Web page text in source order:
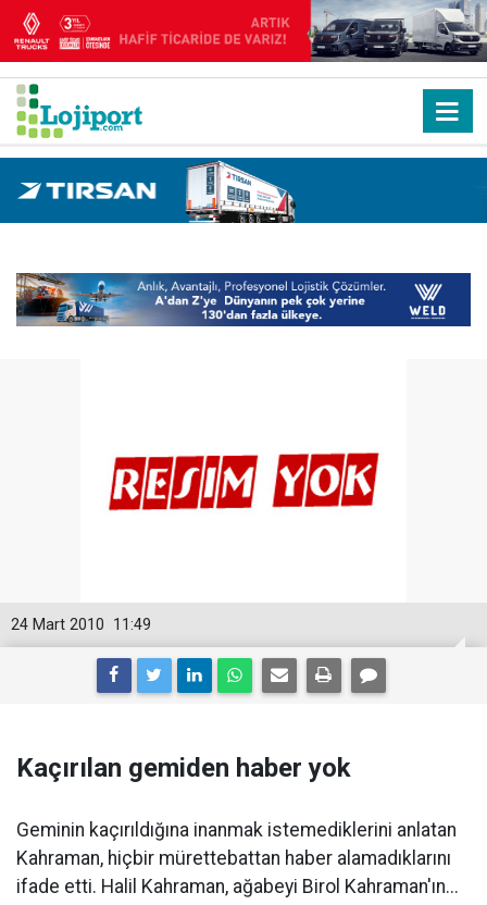
11:49
24 Mart 2010
Kaçırılan gemiden haber yok
Geminin kaçırıldığına inanmak istemediklerini anlatan
Kahraman, hiçbir mürettebattan haber alamadıklarını
ifade etti. Halil Kahraman, ağabeyi Birol Kahraman'ın...